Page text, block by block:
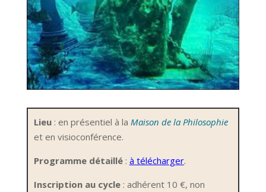
Lieu: en présentiel à la Maison de la Philosophie
et en visioconférence.
Programme détaillé: à télécharger.
Inscription au cycle : adhérent 10 €, non